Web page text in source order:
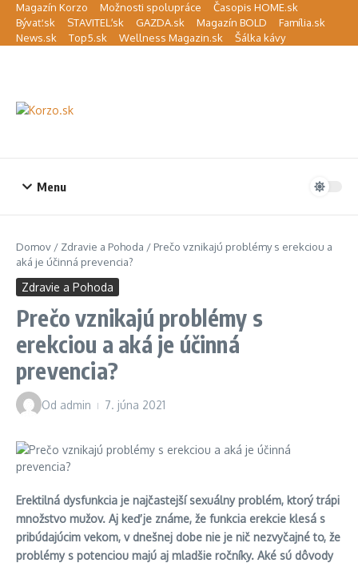
Preskočiť na obsah
Magazín Korzo Možnosti spolupráce
Časopis HOME.sk
Bývať.sk
STAVITEĽ.sk GAZDA.sk Magazín BOLD
Família.sk
News.sk
Top5.sk Wellness Magazin.sk Šálka kávy
Menu
Domov / Zdravie a Pohoda / Prečo vznikajú problémy s erekciou a
aká je účinná prevencia?
Zdravie a Pohoda
Prečo vznikajú problémy s
erekciou a aká je účinná
prevencia?
Od admin 7. júna 2021
Erektilná dysfunkcia je najčastejší sexuálny problém, ktorý trápi
množstvo mužov. Aj keď je známe, že funkcia erekcie klesá s
pribúdajúcim vekom, v dnešnej dobe nie je nič nezvyčajné to, že
problémy s potenciou majú aj mladšie ročníky. Aké sú dôvody